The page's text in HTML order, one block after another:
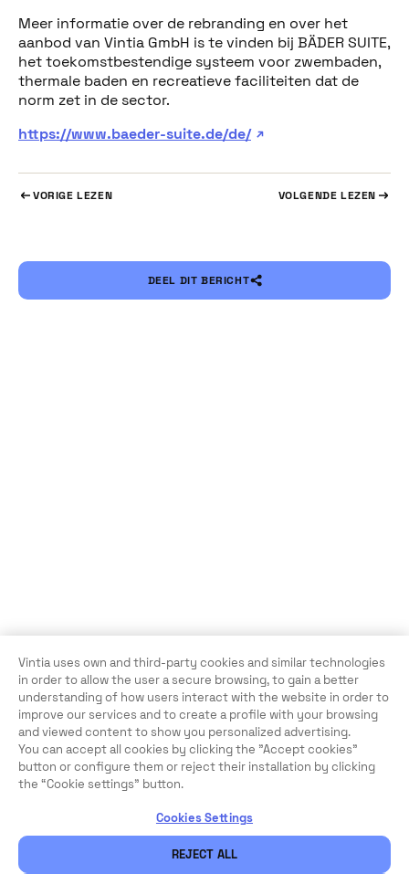
Meer informatie over de rebranding en over het
aanbod van Vintia GmbH is te vinden bij BÄDER SUITE,
het toekomstbestendige systeem voor zwembaden,
thermale baden en recreatieve faciliteiten dat de
norm zet in de sector.
https://www.baeder-suite.de/de/
VORIGE LEZEN VOLGENDE LEZEN
DEEL DIT BERICHT
Vintia uses own and third-party cookies and similar technologies
in order to allow the user a secure browsing, to gain a better
understanding of how users interact with the website in order to
improve our services and to create a profile with your browsing
and viewed content to show you personalized advertising.
You can accept all cookies by clicking the "Accept cookies"
button or configure them or reject their installation by clicking
the “Cookie settings” button.
Cookies Settings
REJECT ALL